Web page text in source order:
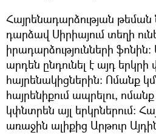
Հայրենադարձության
դարձավ Սիրիայում տեղի
իրադարձությունների
արդեն ընդունել է այդ
հայրենակիցներին։ Ոմանք
հայրենիքում ապրելու,
կփնտրեն այլ երկրներում։
առաջին ալիքից Արթուր